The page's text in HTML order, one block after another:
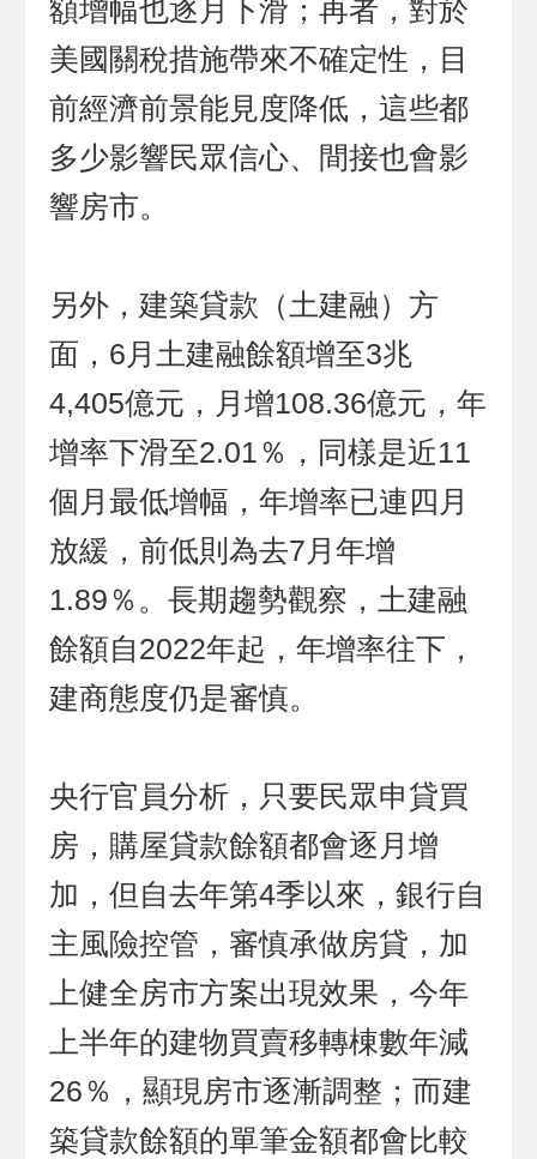
額增幅也逐月下滑；再者，對於
美國關稅措施帶來不確定性，目
前經濟前景能見度降低，這些都
多少影響民眾信心、間接也會影
響房市。
另外，建築貸款（土建融）方
面，6月土建融餘額增至3兆
4,405億元，月增108.36億元，年
增率下滑至2.01％，同樣是近11
個月最低增幅，年增率已連四月
放緩，前低則為去7月年增
1.89％。長期趨勢觀察，土建融
餘額自2022年起，年增率往下，
建商態度仍是審慎。
央行官員分析，只要民眾申貸買
房，購屋貸款餘額都會逐月增
加，但自去年第4季以來，銀行自
主風險控管，審慎承做房貸，加
上健全房市方案出現效果，今年
上半年的建物買賣移轉棟數年減
26％，顯現房市逐漸調整；而建
築貸款餘額的單筆金額都會比較